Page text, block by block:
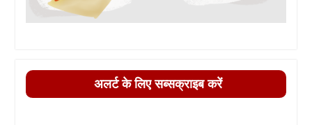
अलर्ट के लिए सब्सक्राइब करें